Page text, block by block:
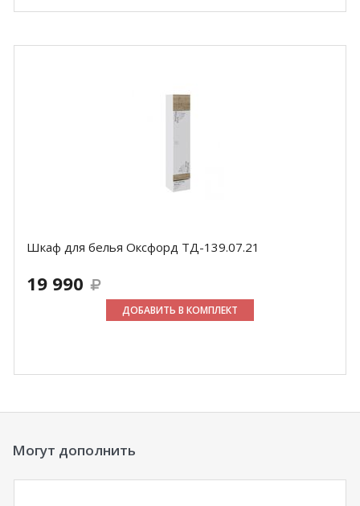
Шкаф для белья Оксфорд ТД-139.07.21
19 990
ДОБАВИТЬ В КОМПЛЕКТ
Могут дополнить